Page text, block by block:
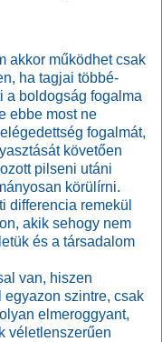
akkor működhet csak
ha tagjai többé-
a boldogság fogalma
ebbe most ne
fogalmát,
követően
pilseni utáni
körülírni.
differencia remekül
akik sehogy nem
és a társadalom
van, hiszen
egyazon szintre, csak
elmeroggyant,
véletlenszerűen